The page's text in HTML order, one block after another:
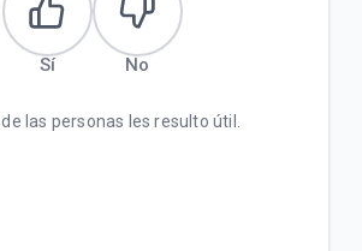
Sí No
de las personas les resulto útil.